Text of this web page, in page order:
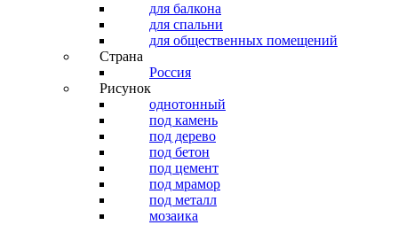
для балкона
для спальни
для общественных помещений
Страна
Россия
Рисунок
однотонный
под камень
под дерево
под бетон
под цемент
под мрамор
под металл
мозаика